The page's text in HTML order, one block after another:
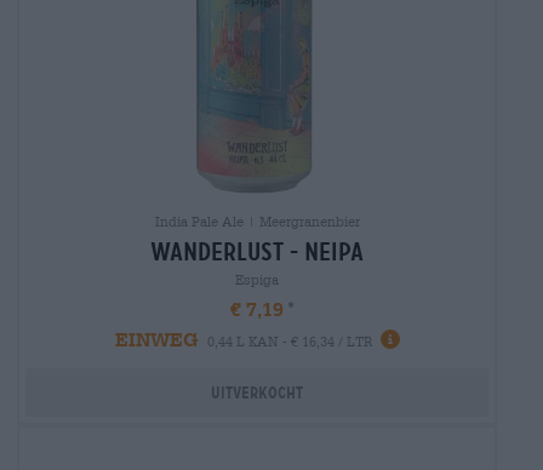
India Pale Ale | Meergranenbier
wanderlust - neipa
Espiga
€ 7,19
EINWEG
0,44 L KAN - € 16,34 / LTR
Uitverkocht